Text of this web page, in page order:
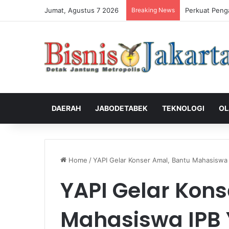
Jumat, Agustus 7 2026 Breaking News Perkuat
DAERAH JABODETABEK TEKNOLOGI
Home /YAPI Gelar Konser Amal, Bantu Mahasiswa
YAPI Gelar
Mahasiswa